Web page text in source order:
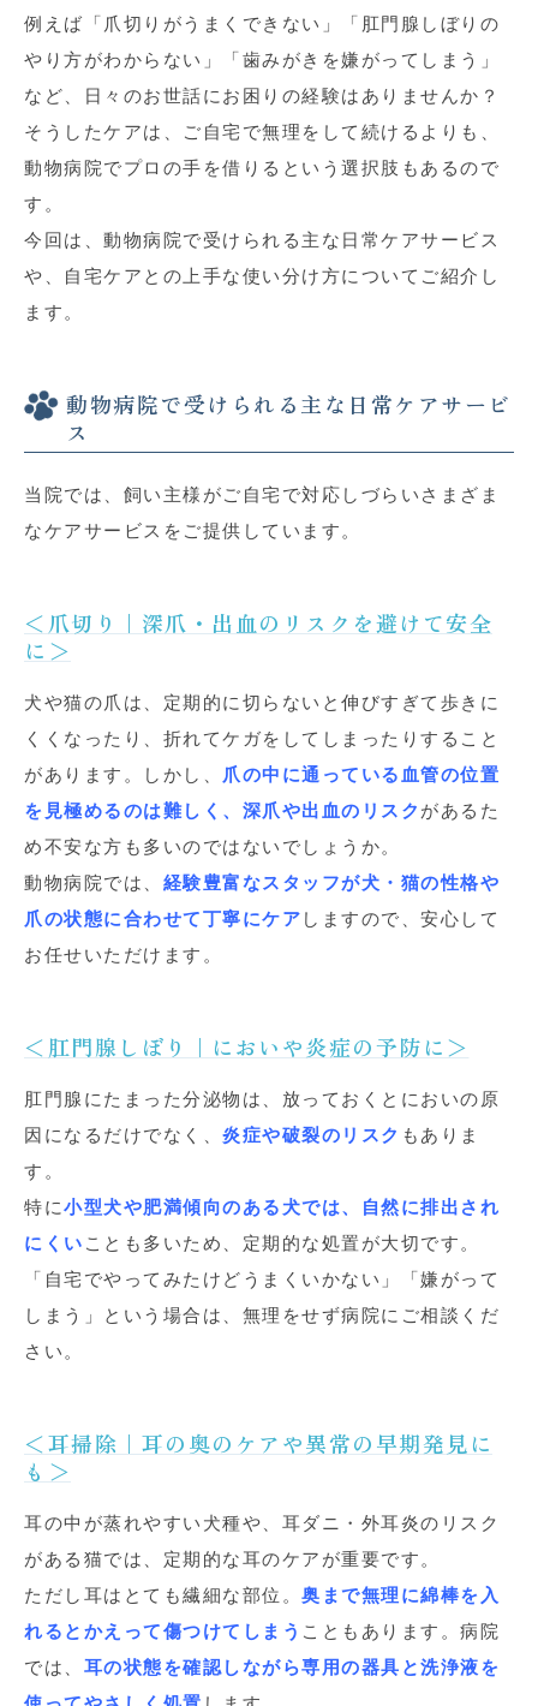
例えば「爪切りがうまくできない」「肛門腺しぼりの
やり方がわからない」「歯みがきを嫌がってしまう」
など、日々のお世話にお困りの経験はありませんか？
そうしたケアは、ご自宅で無理をして続けるよりも、
動物病院でプロの手を借りるという選択肢もあるので
す。
今回は、動物病院で受けられる主な日常ケアサービス
や、自宅ケアとの上手な使い分け方についてご紹介し
ます。
動物病院で受けられる主な日常ケアサービ
ス
当院では、飼い主様がご自宅で対応しづらいさまざま
なケアサービスをご提供しています。
＜爪切り｜深爪・出血のリスクを避けて安全
に＞
犬や猫の爪は、定期的に切らないと伸びすぎて歩きに
くくなったり、折れてケガをしてしまったりすること
があります。しかし、 爪の中に通っている血管の位置
を見極めるのは難しく、深爪や出血のリスク があるた
め不安な方も多いのではないでしょうか。
動物病院では、 経験豊富なスタッフが犬・猫の性格や
爪の状態に合わせて丁寧にケア しますので、安心して
お任せいただけます。
＜肛門腺しぼり｜においや炎症の予防に＞
肛門腺にたまった分泌物は、放っておくとにおいの原
因になるだけでなく、 炎症や破裂のリスク もありま
す。
特に小型犬や肥満傾向のある犬では、自然に排出され
にくい ことも多いため、定期的な処置が大切です。
「自宅でやってみたけどうまくいかない」「嫌がって
しまう」という場合は、無理をせず病院にご相談くだ
さい。
＜耳掃除｜耳の奥のケアや異常の早期発見に
も＞
耳の中が蒸れやすい犬種や、耳ダニ・外耳炎のリスク
がある猫では、定期的な耳のケアが重要です。
ただし耳はとても繊細な部位。 奥まで無理に綿棒を入
れるとかえって傷つけてしまう こともあります。病院
では、 耳の状態を確認しながら専用の器具と洗浄液を